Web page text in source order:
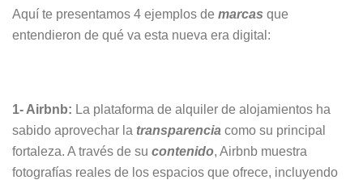
Aquí te presentamos 4 ejemplos de marcas que
entendieron de qué va esta nueva era digital:
1- Airbnb: La plataforma de alquiler de alojamientos ha
sabido aprovechar la transparencia como su principal
fortaleza. A través de su contenido, Airbnb muestra
fotografías reales de los espacios que ofrece, incluyendo